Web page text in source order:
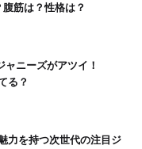
筋は？性格は？
る？